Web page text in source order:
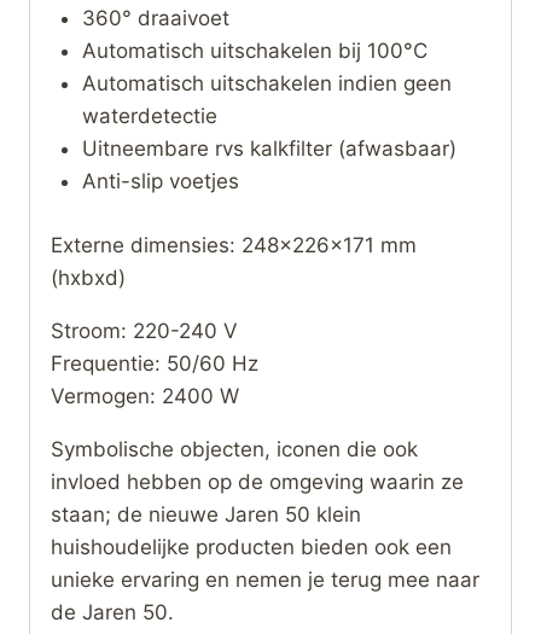
360° draaivoet
Automatisch uitschakelen bij 100°C
Automatisch uitschakelen indien geen
waterdetectie
Uitneembare rvs kalkfilter (afwasbaar)
Anti-slip voetjes
Externe dimensies: 248x226x171 mm
(hxbxd)
Stroom: 220-240 V
Frequentie: 50/60 Hz
Vermogen: 2400 W
Symbolische objecten, iconen die ook
invloed hebben op de omgeving waarin ze
staan; de nieuwe Jaren 50 klein
huishoudelijke producten bieden ook een
unieke ervaring en nemen je terug mee naar
de Jaren 50.